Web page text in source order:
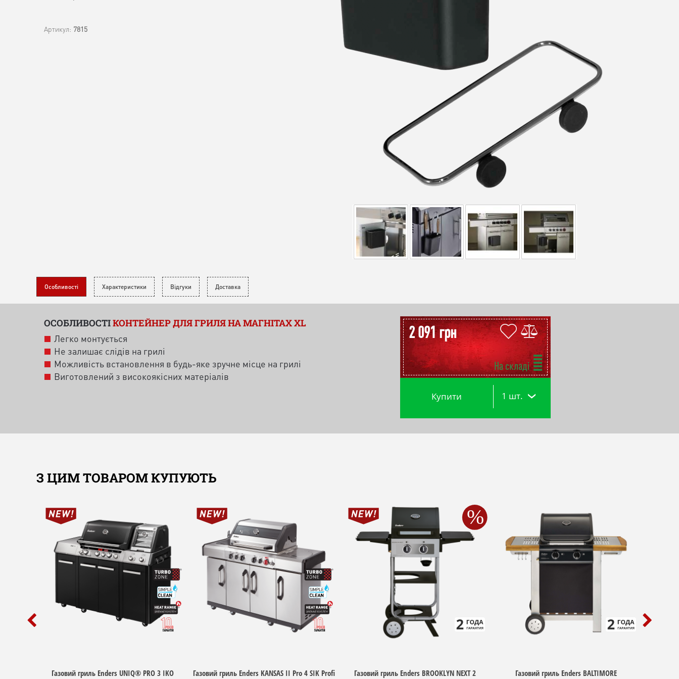
Артикул: 7815
Особливості Характеристики Відгуки Доставка
ОСОБЛИВОСТІКОНТЕЙНЕР ДЛЯ ГРИЛЯ НА МАГНІТАХ XL
Легко монтується
Не залишає слідів на грилі
Можливість встановлення в будь-яке зручне місце на грилі
Виготовлений з високоякісних матеріалів
2 091 грн
На складі
Купити 1 шт.
З ЦИМ ТОВАРОМ КУПУЮТЬ
Газовий гриль Enders UNIQ® PRO 3 IKO
Газовий гриль Enders KANSAS II Pro 4 SIK Profi
Газовий гриль Enders BROOKLYN NEXT 2 Газовий гриль Enders BALTIMORE